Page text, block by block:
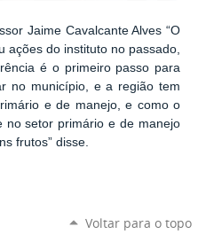
Jaime Cavalcante Alves “O
ações do instituto no passado,
é o primeiro passo para
no município, e a região tem
e de manejo, e como o
no setor primário e de manejo
frutos” disse.
Voltar para o topo